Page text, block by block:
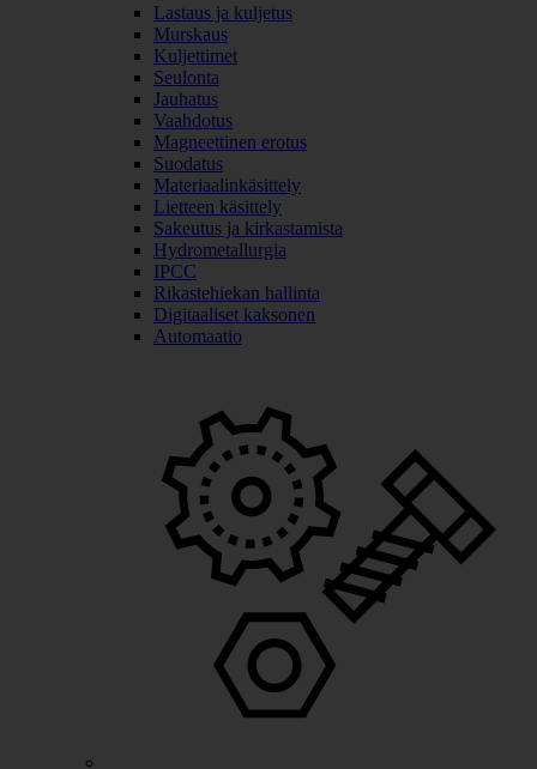
Lastaus ja kuljetus
Murskaus
Kuljettimet
Seulonta
Jauhatus
Vaahdotus
Magneettinen erotus
Suodatus
Materiaalinkäsittely
Lietteen käsittely
Sakeutus ja kirkastamista
Hydrometallurgia
IPCC
Rikastehiekan hallinta
Digitaaliset kaksonen
Automaatio